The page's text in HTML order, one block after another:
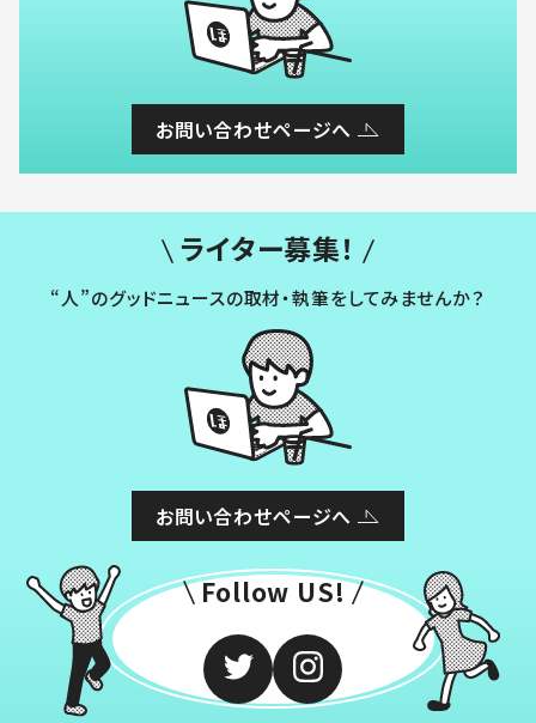
お問い合わせページへ
ライター募集！
“人”のグッドニュースの取材・執筆をしてみませんか？
お問い合わせページへ
Follow US!